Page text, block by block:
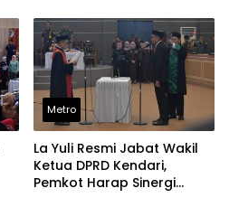
Metro
La Yuli Resmi Jabat Wakil
Ketua DPRD Kendari,
Pemkot Harap Sinergi